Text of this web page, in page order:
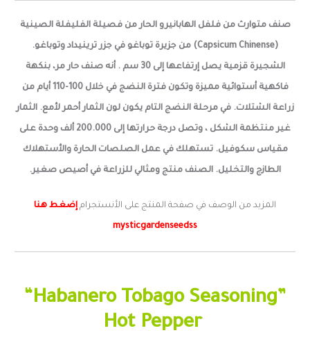
صنف متوارث من فلفل الهابانيرو الحار من فصيلة الفليفلة الصينية
(Capsicum Chinense) من جزيرة توباغو في جزر ترينيداد وتوباغو.
الشجيرة قزمية يصل إرتفاعها إلى 30 سم . أنه صنف حار مر، بنكهة
فاكهية أستوائية مميزة وتكون فترة النضج في خلال 100-110 أيام من
زراعة الشتلات. في مرحلة النضج التام يكون لون الثمار أحمر لأمع. الثمار
غير منتظمة الشكل ، وتصل درجة حرارتها إلى 200.000 ألف وحدة على
مقياس سكوفيل. تستهلك في عمل الصلصات الحارة والأستهلاك
الطازج والتخليل. الصنف منتج ومثالي للزراعة في أصيص صغير.
المزيد من الوصف في صفحة المنتج على الأنستجرام إضغط هنا
mysticgardenseedss
“Habanero Tobago Seasoning”
Hot Pepper